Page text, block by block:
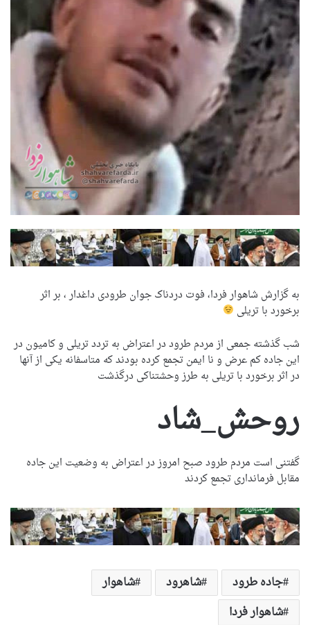
به گزارش شاهوار فردا، فوت دردناک جوان طرودی داغدار ، بر اثر
برخورد با تریلی
شب گذشته جمعی از مردم طرود در اعتراض به تردد تریلی و کامیون در
این جاده کم عرض و نا ایمن تجمع کرده بودند که متاسفانه یکی از آنها
در اثر برخورد با تریلی به طرز وحشتناکی درگذشت
روحش_شاد
گفتنی است مردم طرود صبح امروز در اعتراض به وضعیت این جاده
مقابل فرمانداری تجمع کردند
جاده طرود شاهرود
شاهوار
شاهوار فردا